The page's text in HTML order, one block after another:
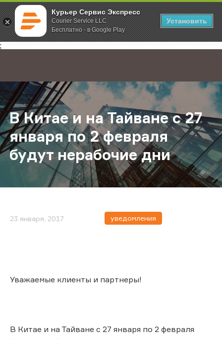
Курьер Сервис Экспресс
Courier Service LLC
Бесплатно - в Google Play
Установить
;
Главная О компании Новости В Китае и на Тайване с 27 января
В Китае и на Тайване с 27
января по 2 февраля
будут нерабочие дни
23 января, 2017 уведомления
Уважаемые клиенты и партнеры!
В Китае и на Тайване с 27 января по 2 февраля